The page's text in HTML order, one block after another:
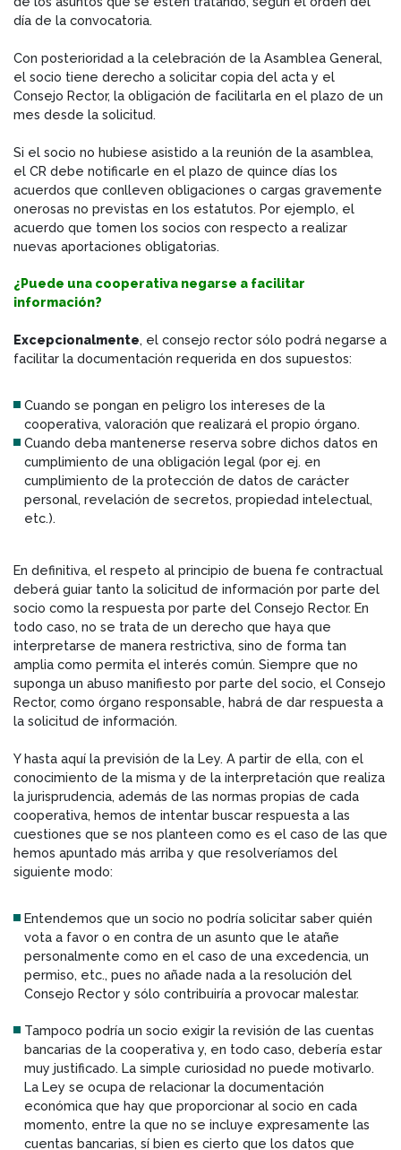
día de la convocatoria.
Con posterioridad a la celebración de la Asamblea General,
el socio tiene derecho a solicitar copia del acta y el
Consejo Rector, la obligación de facilitarla en el plazo de un
mes desde la solicitud.
Si el socio no hubiese asistido a la reunión de la asamblea,
el CR debe notificarle en el plazo de quince días los
acuerdos que conlleven obligaciones o cargas gravemente
onerosas no previstas en los estatutos. Por ejemplo, el
acuerdo que tomen los socios con respecto a realizar
nuevas aportaciones obligatorias.
¿Puede una cooperativa negarse a facilitar
información?
Excepcionalmente, el consejo rector sólo podrá negarse a
facilitar la documentación requerida en dos supuestos:
Cuando se pongan en peligro los intereses de la
cooperativa, valoración que realizará el propio órgano.
Cuando deba mantenerse reserva sobre dichos datos en
cumplimiento de una obligación legal (por ej. en
cumplimiento de la protección de datos de carácter
personal, revelación de secretos, propiedad intelectual,
etc.).
En definitiva, el respeto al principio de buena fe contractual
deberá guiar tanto la solicitud de información por parte del
socio como la respuesta por parte del Consejo Rector. En
todo caso, no se trata de un derecho que haya que
interpretarse de manera restrictiva, sino de forma tan
amplia como permita el interés común. Siempre que no
suponga un abuso manifiesto por parte del socio, el Consejo
Rector, como órgano responsable, habrá de dar respuesta a
la solicitud de información.
Y hasta aquí la previsión de la Ley. A partir de ella, con el
conocimiento de la misma y de la interpretación que realiza
la jurisprudencia, además de las normas propias de cada
cooperativa, hemos de intentar buscar respuesta a las
cuestiones que se nos planteen como es el caso de las que
hemos apuntado más arriba y que resolveríamos del
siguiente modo:
Entendemos que un socio no podría solicitar saber quién
vota a favor o en contra de un asunto que le atañe
personalmente como en el caso de una excedencia, un
permiso, etc., pues no añade nada a la resolución del
Consejo Rector y sólo contribuiría a provocar malestar.
Tampoco podría un socio exigir la revisión de las cuentas
bancarias de la cooperativa y, en todo caso, debería estar
muy justificado. La simple curiosidad no puede motivarlo.
La Ley se ocupa de relacionar la documentación
económica que hay que proporcionar al socio en cada
momento, entre la que no se incluye expresamente las
cuentas bancarias, sí bien es cierto que los datos que